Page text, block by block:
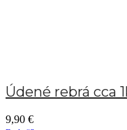
Údené rebrá cca
9,90 €